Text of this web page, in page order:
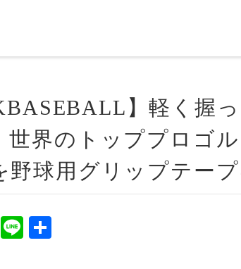
】軽く握
世界のトッププロゴ
野球用グリップテープ
Fa
Li